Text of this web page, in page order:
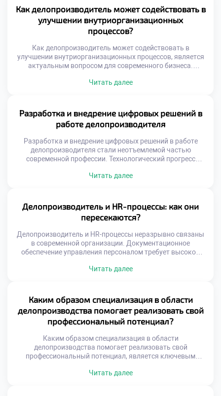
на рынке труда. Тенденции затрагивают не только
технику, но и процессы. Меняются стандарты
взаимодействия между сотрудниками и отделами.
Ускоряется […]
Как делопроизводитель может содействовать в
улучшении внутриорганизационных
процессов?
Как делопроизводитель может содействовать в
улучшении внутриорганизационных процессов, является
актуальным вопросом для современного бизнеса.
обладает уникальным обзором деятельности компании.
системные проблемы, скрытые от узких специалистов.
Делопроизводитель способен выступать агентом
позитивных организационных изменений. Его роль
трансформируется из исполнителя в оптимизатора […]
Читать далее
Разработка и внедрение цифровых решений в
работе делопроизводителя
Разработка и внедрение цифровых решений в работе
делопроизводителя стали неотъемлемой частью
современной профессии. Технологический прогресс
документацией и информацией. Специалист сегодня
экспертиза определяет успех автоматизации в любой
организации. Цифровизация требует глубокого
понимания специфики документооборота и бизнес-задач.
Простая покупка программного обеспечения […]
Читать далее
Делопроизводитель и HR-процессы: как они
пересекаются?
Делопроизводитель и HR-процессы неразрывно связаны
в современной организации. Документационное
обеспечение управления персоналом требует высокой
последствиям. Специалист по документам становится
Пересечение функций происходит на уровне
нормативного регулирования. Трудовое
законодательство диктует строгие правила оформления
бумаг. Делопроизводитель обеспечивает юридическую
Читать далее
Каким образом специализация в области
делопроизводства помогает реализовать свой
профессиональный потенциал?
Каким образом специализация в области
делопроизводства помогает реализовать свой
профессиональный потенциал, является ключевым
фокусировка позволяет достичь мастерства быстрее, чем
Читать далее